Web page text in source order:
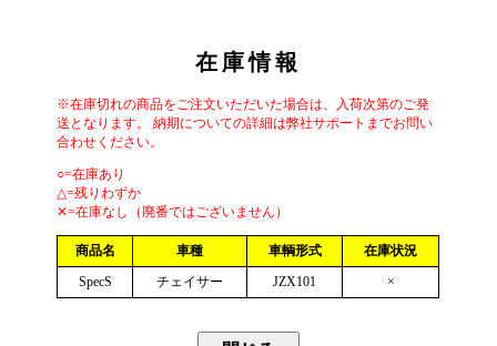
在庫情報
※在庫切れの商品をご注文いただいた場合は、入荷次第のご発
送となります。 納期についての詳細は弊社サポートまでお問い
合わせください。
○=在庫あり
△=残りわずか
✕=在庫なし（廃番ではございません）
商品名 車種 車輌形式
在庫状況
SpecS
チェイサー JZX101 ×